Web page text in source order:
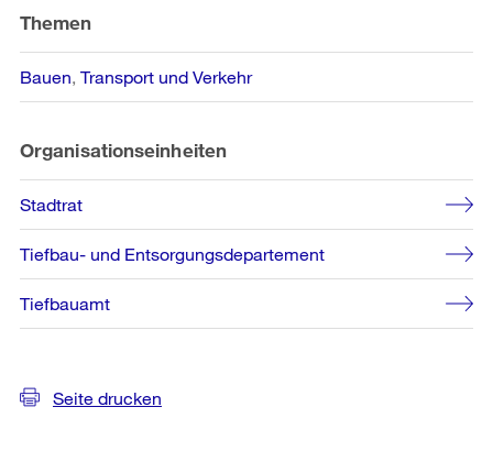
Informationen
Themen
Bauen Transport und Verkehr
Organisationseinheiten
Stadtrat
Tiefbau- und Entsorgungsdepartement
Tiefbauamt
Seite drucken